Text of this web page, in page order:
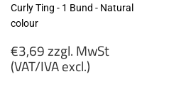
Curly Ting - 1 Bund - Natural
colour
Regular
price
€3,69 zzgl. MwSt
(VAT/IVA excl.)